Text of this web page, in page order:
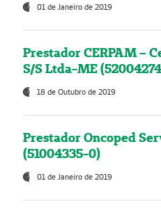
01 de Janeiro de 2019
Prestador CERPAM –
S/S Ltda-ME
18 de Outubro de 2019
Prestador Oncoped
(51004335-0)
01 de Janeiro de 2019